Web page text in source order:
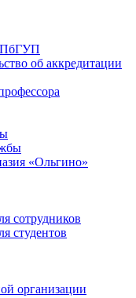
об аккредитации
«Ольгино»
сотрудников
студентов
организации